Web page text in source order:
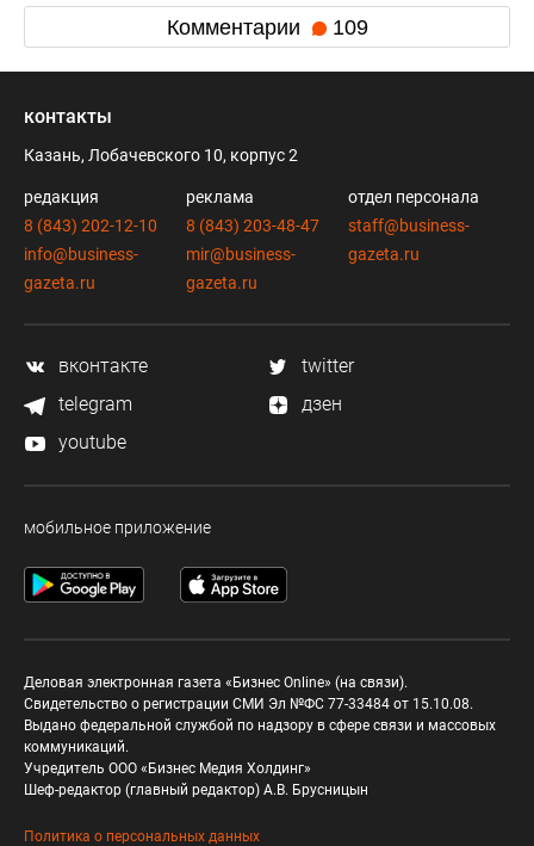
Комментарии 109
контакты
Казань, Лобачевского 10, корпус 2
редакция
8 (843) 202-12-10
info@business-
gazeta.ru
реклама
8 (843) 203-48-47
mir@business-
gazeta.ru
отдел персонала
staff@business-
gazeta.ru
вконтакте
twitter
telegram
дзен
youtube
мобильное приложение
Деловая электронная газета «Бизнес Online» (на связи).
Свидетельство о регистрации СМИ Эл №ФС 77-33484 от 15.10.08.
Выдано федеральной службой по надзору в сфере связи и массовых
коммуникаций.
Учредитель ООО «Бизнес Медия Холдинг»
Шеф-редактор (главный редактор) А.В. Брусницын
Политика о персональных данных